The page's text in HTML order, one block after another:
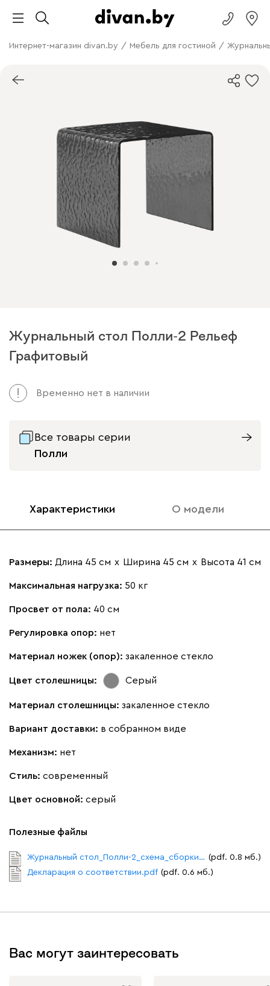
Интернет-магазин divan.by / Мебель для гостиной /
Журнальный стол Полли-2 Рельеф
Графитовый
Временно нет в наличии
Все товары серии
Полли
Характеристики О модели
Размеры: Длина 45 см х Ширина 45 см х Высота 41 см
Максимальная нагрузка: 50 кг
Просвет от пола: 40 см
Регулировка опор: нет
Материал ножек (опор): закаленное стекло
Цвет столешницы: Серый
Материал столешницы: закаленное стекло
Вариант доставки: в собранном виде
Механизм: нет
Стиль: современный
Цвет основной: серый
Полезные файлы
Журнальный стол_Полли-2_схема_сборки.pdf (pdf. 0.8 мб.)
Декларация о соответствии.pdf (pdf. 0.6 мб.)
Вас могут заинтересовать